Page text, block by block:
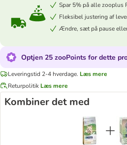
Spar 5% på alle zooplus
Fleksibel justering af
Ændre, sæt på pause
Optjen 25 zooPoints for dette
Leveringstid 2-4 hverdage. Læs mere
Returpolitik Læs mere
Kombiner det med